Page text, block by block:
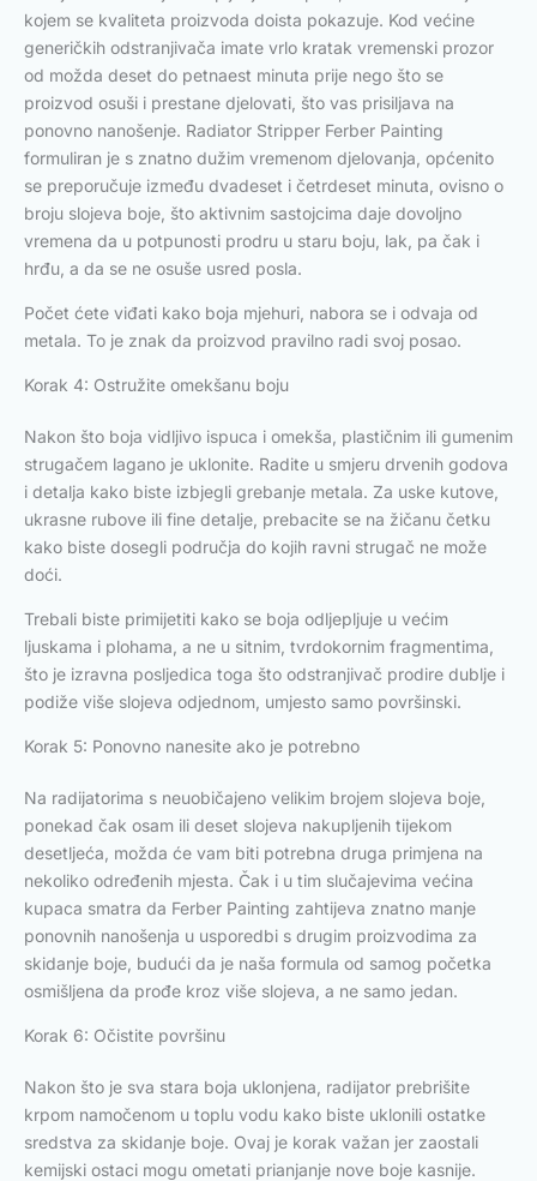
kojem se kvaliteta proizvoda doista pokazuje. Kod većine
generičkih odstranjivača imate vrlo kratak vremenski prozor
od možda deset do petnaest minuta prije nego što se
proizvod osuši i prestane djelovati, što vas prisiljava na
ponovno nanošenje. Radiator Stripper Ferber Painting
formuliran je s znatno dužim vremenom djelovanja, općenito
se preporučuje između dvadeset i četrdeset minuta, ovisno o
broju slojeva boje, što aktivnim sastojcima daje dovoljno
vremena da u potpunosti prodru u staru boju, lak, pa čak i
hrđu, a da se ne osuše usred posla.
Počet ćete viđati kako boja mjehuri, nabora se i odvaja od
metala. To je znak da proizvod pravilno radi svoj posao.
Korak 4: Ostružite omekšanu boju
Nakon što boja vidljivo ispuca i omekša, plastičnim ili gumenim
strugačem lagano je uklonite. Radite u smjeru drvenih godova
i detalja kako biste izbjegli grebanje metala. Za uske kutove,
ukrasne rubove ili fine detalje, prebacite se na žičanu četku
kako biste dosegli područja do kojih ravni strugač ne može
doći.
Trebali biste primijetiti kako se boja odljepljuje u većim
ljuskama i plohama, a ne u sitnim, tvrdokornim fragmentima,
što je izravna posljedica toga što odstranjivač prodire dublje i
podiže više slojeva odjednom, umjesto samo površinski.
Korak 5: Ponovno nanesite ako je potrebno
Na radijatorima s neuobičajeno velikim brojem slojeva boje,
ponekad čak osam ili deset slojeva nakupljenih tijekom
desetljeća, možda će vam biti potrebna druga primjena na
nekoliko određenih mjesta. Čak i u tim slučajevima većina
kupaca smatra da Ferber Painting zahtijeva znatno manje
ponovnih nanošenja u usporedbi s drugim proizvodima za
skidanje boje, budući da je naša formula od samog početka
osmišljena da prođe kroz više slojeva, a ne samo jedan.
Korak 6: Očistite površinu
Nakon što je sva stara boja uklonjena, radijator prebrišite
krpom namočenom u toplu vodu kako biste uklonili ostatke
sredstva za skidanje boje. Ovaj je korak važan jer zaostali
kemijski ostaci mogu ometati prianjanje nove boje kasnije.